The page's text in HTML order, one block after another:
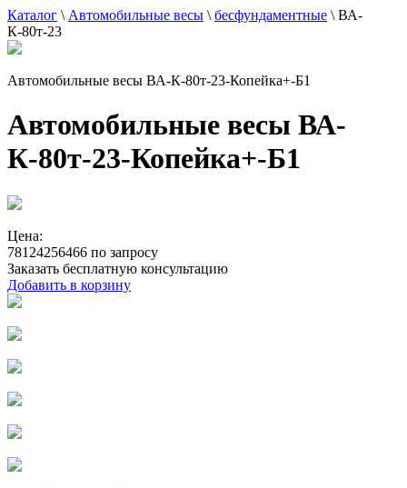
Каталог \ Автомобильные весы \ бесфундаментные \ ВА-
К-80т-23
Автомобильные весы ВА-К-80т-23-Копейка+-Б1
Автомобильные весы ВА-
К-80т-23-Копейка+-Б1
Цена:
78124256466 по запросу
Заказать бесплатную консультацию
Добавить в корзину